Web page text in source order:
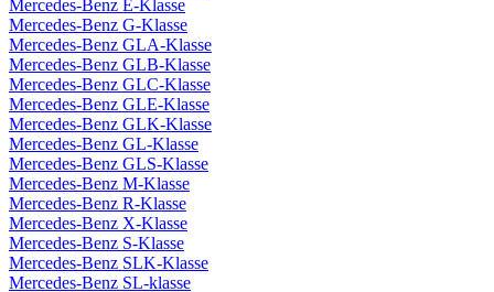
Mercedes-Benz E-Klasse
Mercedes-Benz G-Klasse
Mercedes-Benz GLA-Klasse
Mercedes-Benz GLB-Klasse
Mercedes-Benz GLC-Klasse
Mercedes-Benz GLE-Klasse
Mercedes-Benz GLK-Klasse
Mercedes-Benz GL-Klasse
Mercedes-Benz GLS-Klasse
Mercedes-Benz M-Klasse
Mercedes-Benz R-Klasse
Mercedes-Benz X-Klasse
Mercedes-Benz S-Klasse
Mercedes-Benz SLK-Klasse
Mercedes-Benz SL-klasse